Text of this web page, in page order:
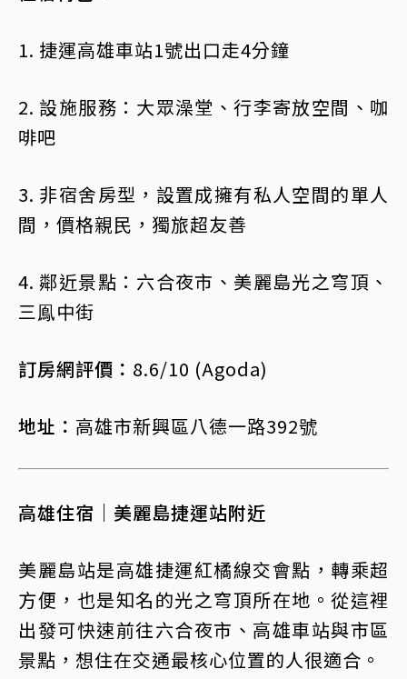
1. 捷運高雄車站1號出口走4分鐘
2. 設施服務：大眾澡堂、行李寄放空間、咖
啡吧
3. 非宿舍房型，設置成擁有私人空間的單人
間，價格親民，獨旅超友善
4. 鄰近景點：六合夜市、美麗島光之穹頂、
三鳯中街
訂房網評價： 8.6/10 (Agoda)
地址： 高雄市新興區八德一路392號
高雄住宿｜美麗島捷運站附近
美麗島站是高雄捷運紅橘線交會點，轉乘超
方便，也是知名的光之穹頂所在地。從這裡
出發可快速前往六合夜市、高雄車站與市區
景點，想住在交通最核心位置的人很適合。